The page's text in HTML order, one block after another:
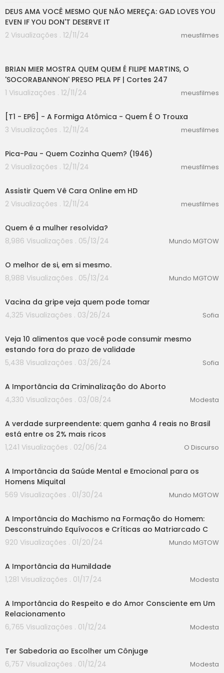
DEUS AMA VOCÊ MESMO QUE NÃO MEREÇA: GAD LOVES YOU
EVEN IF YOU DON'T DESERVE IT
2 Visualizações . 12/11/24
meusfilmes
BRIAN MIER MOSTRA QUEM QUEM É FILIPE MARTINS, O
'SOCORABANNON' PRESO PELA PF | Cortes 247
1 Visualizações . 12/11/24
meusfilmes
[T1 - EP6] - A Formiga Atômica - Quem É O Trouxa
3 Visualizações . 12/11/24
meusfilmes
Pica-Pau - Quem Cozinha Quem? (1946)
2 Visualizações . 12/11/24
meusfilmes
Assistir Quem Vê Cara Online em HD
2 Visualizações . 12/11/24
meusfilmes
Quem é a mulher resolvida?
8,986 Visualizações . 05/13/24
Mundo MGTOW
O melhor de si, em si mesmo.
8,988 Visualizações . 05/13/24
Mundo MGTOW
Vacina da gripe veja quem pode tomar
4,325 Visualizações . 03/26/24
Sofia
Veja 10 alimentos que você pode consumir mesmo
estando fora do prazo de validade
5,438 Visualizações . 03/26/24
Sofia
A Importância da Criminalização do Aborto
4,330 Visualizações . 03/08/24
Modesta
A verdade surpreendente: quem ganha 4 reais no Brasil
está entre os 2% mais ricos
1,241 Visualizações . 02/06/24
O Discurso
A Importância da Saúde Mental e Emocional para os
Homens Miquital
569 Visualizações . 01/30/24
Mundo MGTOW
A Importância do Machismo na Formação do Homem:
Desconstruindo Equívocos e Críticas ao Matriarcado C
920 Visualizações . 01/20/24
Mundo MGTOW
A Importância da Humildade
1,281 Visualizações . 01/17/24
Modesta
A Importância do Respeito e do Amor Consciente em Um
Relacionamento
6,765 Visualizações . 01/12/24
Modesta
Ter Sabedoria ao Escolher um Cônjuge
6,757 Visualizações . 01/12/24
Modesta